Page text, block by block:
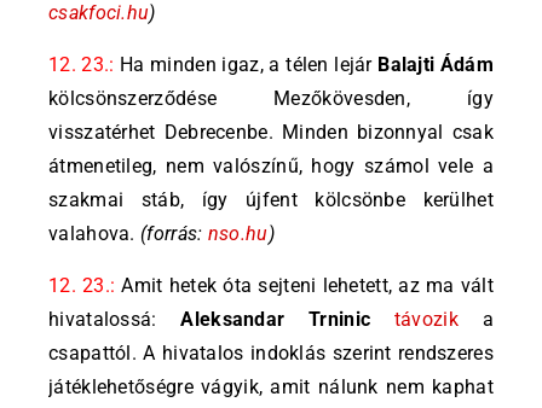
csakfoci.hu)
12. 23.: Ha minden igaz, a télen lejár Balajti Ádám
kölcsönszerződése Mezőkövesden, így
visszatérhet Debrecenbe. Minden bizonnyal csak
átmenetileg, nem valószínű, hogy számol vele a
szakmai stáb, így újfent kölcsönbe kerülhet
valahova. (forrás: nso.hu)
12. 23.:Amit hetek óta sejteni lehetett, az ma vált
hivatalossá:Aleksandar Trninic távozika
csapattól. A hivatalos indoklás szerint rendszeres
játéklehetőségre vágyik, amit nálunk nem kaphat